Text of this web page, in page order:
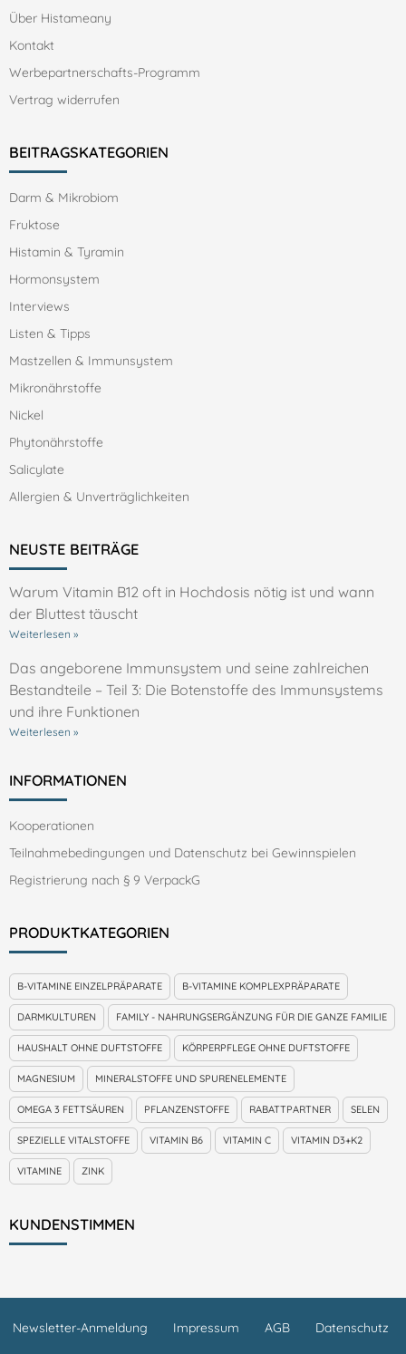
Über Histameany
Kontakt
Werbepartnerschafts-Programm
Vertrag widerrufen
BEITRAGSKATEGORIEN
Darm & Mikrobiom
Fruktose
Histamin & Tyramin
Hormonsystem
Interviews
Listen & Tipps
Mastzellen & Immunsystem
Mikronährstoffe
Nickel
Phytonährstoffe
Salicylate
Allergien & Unverträglichkeiten
NEUSTE BEITRÄGE
Warum Vitamin B12 oft in Hochdosis nötig ist und wann
der Bluttest täuscht
Weiterlesen »
Das angeborene Immunsystem und seine zahlreichen
Bestandteile – Teil 3: Die Botenstoffe des Immunsystems
und ihre Funktionen
Weiterlesen »
INFORMATIONEN
Kooperationen
Teilnahmebedingungen und Datenschutz bei Gewinnspielen
Registrierung nach § 9 VerpackG
PRODUKTKATEGORIEN
B-VITAMINE EINZELPRÄPARATE B-VITAMINE KOMPLEXPRÄPARATE
DARMKULTUREN FAMILY - NAHRUNGSERGÄNZUNG FÜR DIE GANZE FAMILIE
HAUSHALT OHNE DUFTSTOFFE KÖRPERPFLEGE OHNE DUFTSTOFFE
MAGNESIUM MINERALSTOFFE UND SPURENELEMENTE
OMEGA 3 FETTSÄUREN PFLANZENSTOFFE RABATTPARTNER SELEN
SPEZIELLE VITALSTOFFE VITAMIN B6 VITAMIN C VITAMIN D3+K2
VITAMINE ZINK
KUNDENSTIMMEN
Newsletter-Anmeldung Impressum AGB Datenschutz